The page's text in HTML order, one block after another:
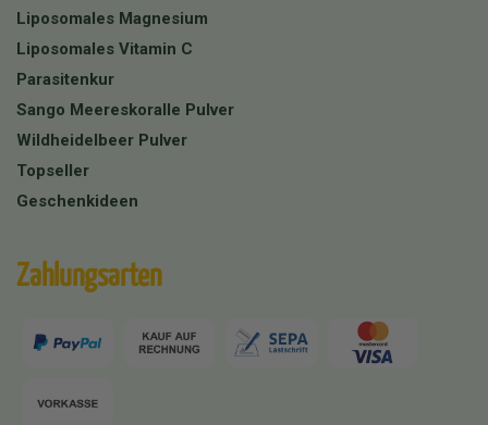
Liposomales Magnesium
Liposomales Vitamin C
Parasitenkur
Sango Meereskoralle Pulver
Wildheidelbeer Pulver
Topseller
Geschenkideen
Zahlungsarten